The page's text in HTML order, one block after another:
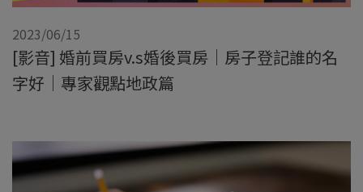
2023/06/15
[影音] 婚前買房v.s婚後買房｜房子登記誰的名
字好｜專家觀點地政篇